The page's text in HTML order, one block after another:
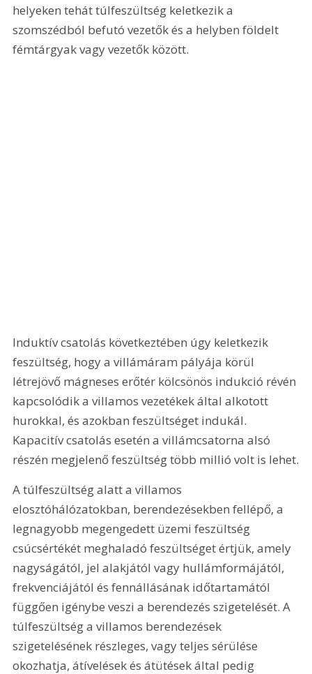
helyeken tehát túlfeszültség keletkezik a
szomszédból befutó vezetők és a helyben földelt
fémtárgyak vagy vezetők között.
Induktív csatolás következtében úgy keletkezik
feszültség, hogy a villámáram pályája körül
létrejövő mágneses erőtér kölcsönös indukció révén
kapcsolódik a villamos vezetékek által alkotott
hurokkal, és azokban feszültséget indukál.
Kapacitív csatolás esetén a villámcsatorna alsó
részén megjelenő feszültség több millió volt is lehet.
A túlfeszültség alatt a villamos
elosztóhálózatokban, berendezésekben fellépő, a
legnagyobb megengedett üzemi feszültség
csúcsértékét meghaladó feszültséget értjük, amely
nagyságától, jel alakjától vagy hullámformájától,
frekvenciájától és fennállásának időtartamától
függően igénybe veszi a berendezés szigetelését. A
túlfeszültség a villamos berendezések
szigetelésének részleges, vagy teljes sérülése
okozhatja, átívelések és átütések által pedig